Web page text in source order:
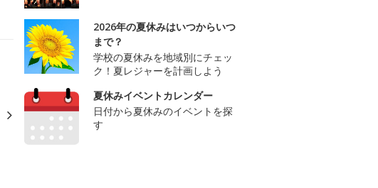
2026年の夏休みはいつからいつ
まで？
学校の夏休みを地域別にチェッ
ク！夏レジャーを計画しよう
夏休みイベントカレンダー
日付から夏休みのイベントを探
す